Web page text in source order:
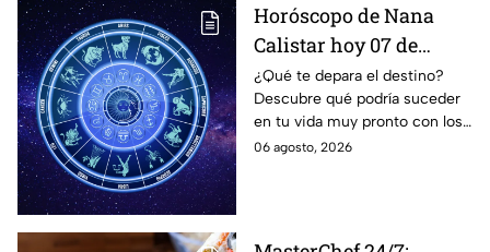
Horóscopo de Nana
Calistar hoy 07 de
agosto; estos signos
podrían dejar de estar
solteros más pronto de
lo que imaginan y
¿Qué te depara el destino?
Descubre qué podría suceder
en tu vida muy pronto con los
horóscopos de Nana Calistar;
06 agosto, 2026